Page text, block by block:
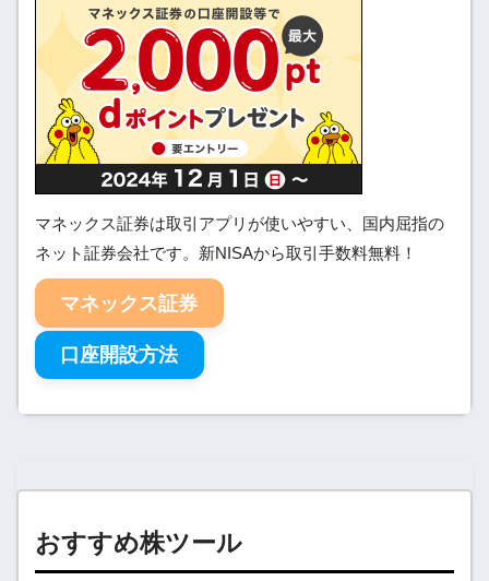
マネックス証券は取引アプリが使いやすい、国内屈指の
ネット証券会社です。新NISAから取引手数料無料！
マネックス証券
口座開設方法
おすすめ株ツール